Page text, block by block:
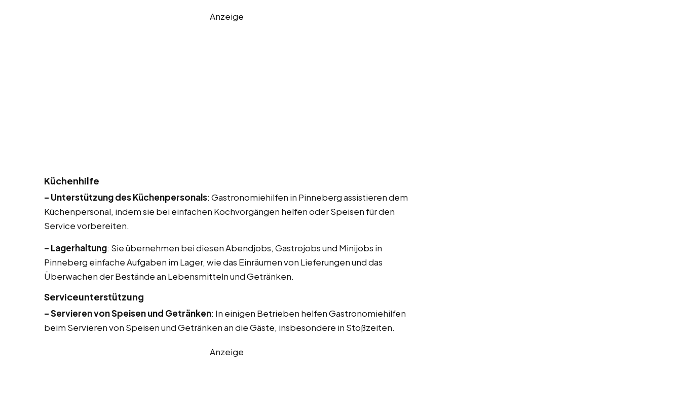
Anzeige
Küchenhilfe
– Unterstützung des Küchenpersonals: Gastronomiehilfen in Pinneberg assistieren dem
Küchenpersonal, indem sie bei einfachen Kochvorgängen helfen oder Speisen für den
Service vorbereiten.
– Lagerhaltung: Sie übernehmen bei diesen Abendjobs, Gastrojobs und Minijobs in
Pinneberg einfache Aufgaben im Lager, wie das Einräumen von Lieferungen und das
Überwachen der Bestände an Lebensmitteln und Getränken.
Serviceunterstützung
– Servieren von Speisen und Getränken: In einigen Betrieben helfen Gastronomiehilfen
beim Servieren von Speisen und Getränken an die Gäste, insbesondere in Stoßzeiten.
Anzeige